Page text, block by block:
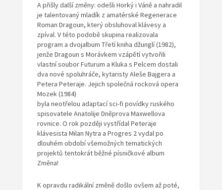
A přišly další změny: odešli Horký i Váně a nahradil
je talentovaný mladík z amatérské Regenerace
Roman Dragoun, který obsluhoval klávesy a
zpíval. V této podobě skupina realizovala
program a dvojalbum Třetí kniha džunglí (1982),
jenže Dragoun s Morávkem vzápětí vytvořili
vlastní soubor Futurum a Kluka s Pelcem dostali
dva nové spoluhráče, kytaristy Aleše Bajgera a
Petera Peteraje. Jejich společná rocková opera
Mozek (1984)
byla neotřelou adaptací sci-fi povídky ruského
spisovatele Anatolije Dněprova Maxwellova
rovnice. O rok později vystřídal Peteraje
klávesista Milan Nytra a Progres 2 vydal po
dlouhém období všemožných tematických
projektů tentokrát běžné písničkové album
Změna!
K opravdu radikální změně došlo ovšem až poté,